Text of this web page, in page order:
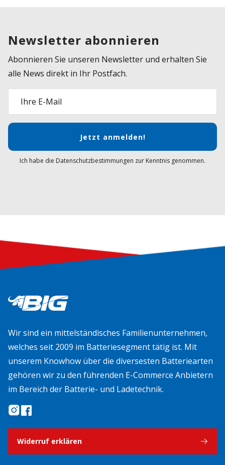
Newsletter abonnieren
Abonnieren Sie unseren Newsletter und erhalten Sie
alle News direkt in Ihr Postfach.
Ihre E-Mail
Jetzt anmelden!
Ich habe die Datenschutzbestimmungen zur Kenntnis genommen.
Wir sind ein mittelständisches Familienunternehmen,
welches seit 2009 im Batteriesegment tätig ist. Mit
unserem Knowhow über die diversesten Batteriearten
gehören wir zu den führenden E-Commerce Anbietern
im Bereich der Batterie- und Ladetechnik.
Widerruf erklären